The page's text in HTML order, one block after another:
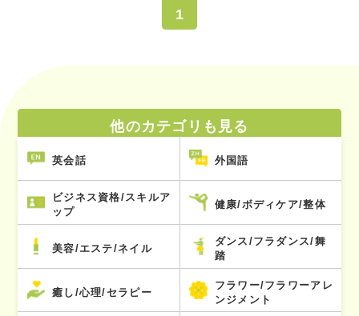
1
他のカテゴリも見る
英会話 外国語
ビジネス資格/スキルア
ップ
健康/ボディケア/整体
美容/エステ/ネイル
ダンス/フラダンス/舞
踏
癒し/心理/セラピー
フラワー/フラワーアレ
ンジメント